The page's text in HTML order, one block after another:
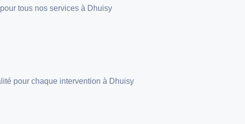
tous nos services à Dhuisy
pour chaque intervention à Dhuisy